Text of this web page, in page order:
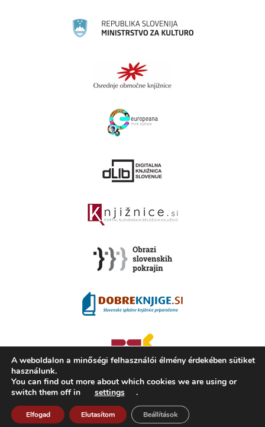
2008 - 2026 ©KAMRA, Production: TrueCAD d.o.o.
A Kamra ismertetése Használati feltételek ISSN 2350-5559
A weboldalon a minőségi felhasználói élmény érdekében sütiket
használunk.
You can find out more about which cookies we are using or
switch them off in
settings .
Elfogad Elutasítom Beállítások